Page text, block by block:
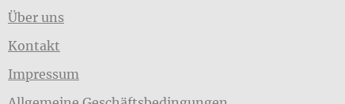
Über uns
Kontakt
Impressum